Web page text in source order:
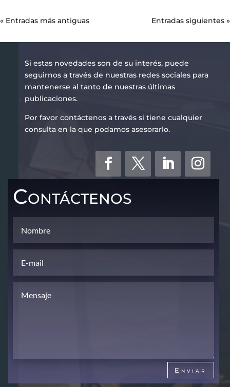
« Entradas más antiguas Entradas siguientes »
Si estas novedades son de su interés, puede
seguirnos a través de nuestras redes sociales para
mantenerse al tanto de nuestras últimas
publicaciones.
Por favor contáctenos a través si tiene cualquier
consulta en la que podamos asesorarlo.
Contáctenos
Enviar